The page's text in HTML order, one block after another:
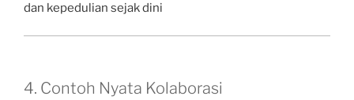
dan kepedulian sejak dini
4. Contoh Nyata Kolaborasi